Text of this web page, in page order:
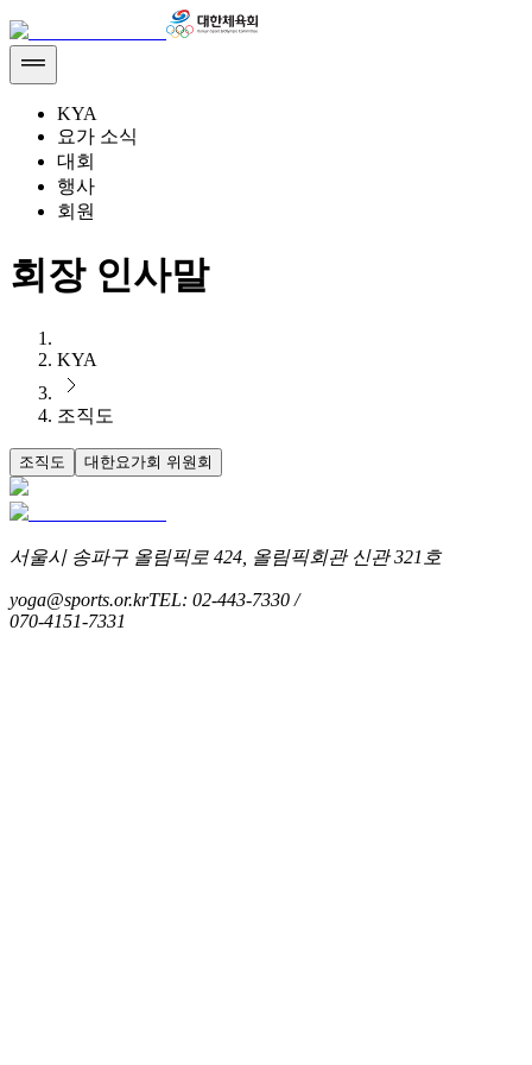
KYA
요가 소식
대회
행사
회원
회장 인사말
KYA
조직도
조직도 대한요가회 위원회
서울시 송파구 올림픽로 424, 올림픽회관 신관 321호
yoga@sports.or.krTEL: 02-443-7330 /
070-4151-7331